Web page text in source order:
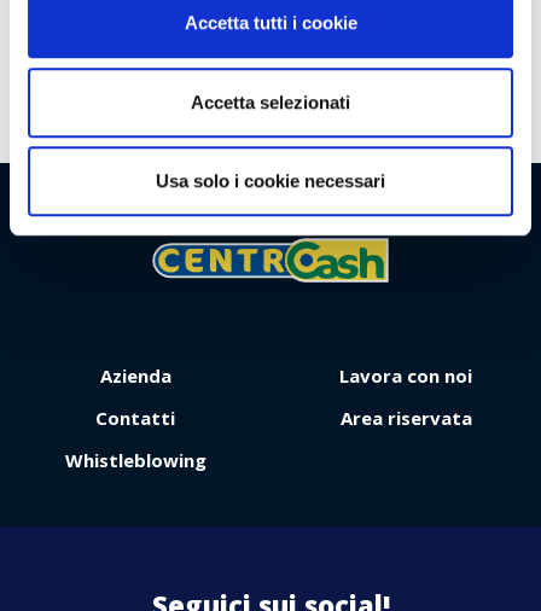
Accetta tutti i cookie
Accetta selezionati
Usa solo i cookie necessari
Azienda
Lavora con noi
Contatti
Area riservata
Whistleblowing